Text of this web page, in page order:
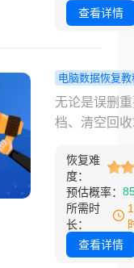
了重要文档
恢复被替换
件。那么被
文件怎么找
本文针对普
的实用恢复
涵盖免费工
统功能及专
务，帮助快
丢失数据。
查看详情
电脑数据恢复教
么恢复数据
文掌握6大
脑/硬盘全适
用）！
无论是误删
档、清空回
致照片消失
丢失的紧急
掌握正确的
法至关重要
怎么恢复数
恢复难
度：
预估概率：
所需时
长：
查看详情